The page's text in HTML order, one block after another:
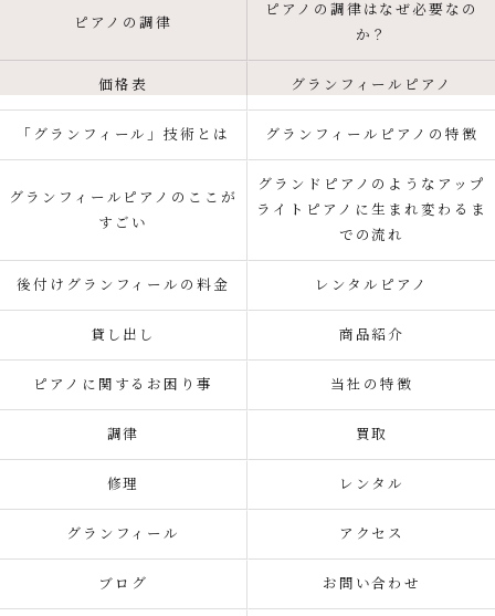
ピアノの調律
ピアノの調律はなぜ必要なの
か？
価格表 グランフィールピアノ
「グランフィール」技術とは グランフィールピアノの特徴
グランフィールピアノのここが
すごい
グランドピアノのようなアップ
ライトピアノに生まれ変わるま
での流れ
後付けグランフィールの料金 レンタルピアノ
貸し出し 商品紹介
ピアノに関するお困り事 当社の特徴
調律 買取
修理 レンタル
グランフィール アクセス
ブログ お問い合わせ